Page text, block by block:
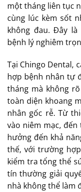
một tháng liên tục
cùng lúc kèm sốt
không đau. Đây
bệnh lý nghiêm
Tại Chingo Dental,
hợp bệnh nhân tự
tháng mà không
toàn diện khoang
nhân gốc rễ. Từ
vào niêm mạc,
hưởng đến khả
thế, với trường
kiểm tra tổng thể
tín thường giải
nhà không thể làm